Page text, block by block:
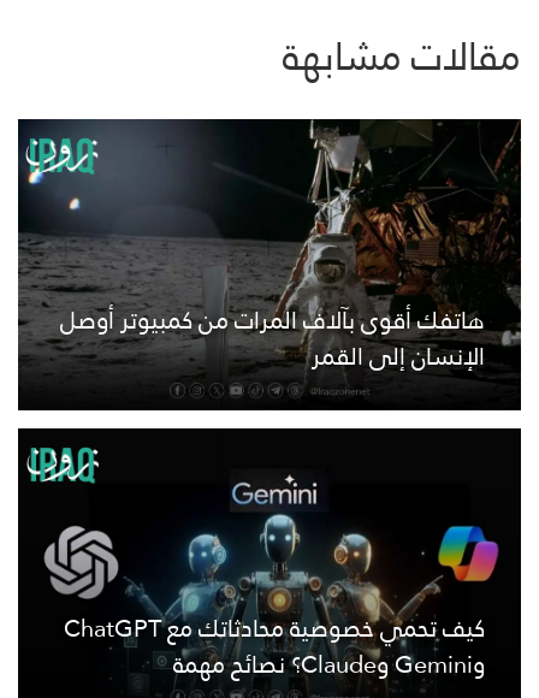
مقالات مشابهة
هاتفك أقوى بآلاف المرات من كمبيوتر أوصل
الإنسان إلى القمر
كيف تحمي خصوصية محادثاتك مع ChatGPT
وGemini وClaude؟ نصائح مهمة